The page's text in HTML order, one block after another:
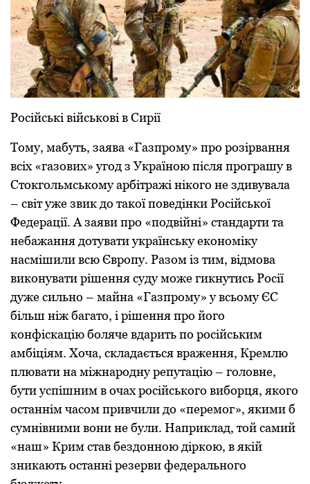
Російські військові в Сирії
Тому, мабуть, заява «Газпрому» про розірвання
всіх «газових» угод з Україною після програшу в
Стокгольмському арбітражі нікого не здивувала
– світ уже звик до такої поведінки Російської
Федерації. А заяви про «подвійні» стандарти та
небажання дотувати українську економіку
насмішили всю Європу. Разом із тим, відмова
виконувати рішення суду може гикнутись Росії
дуже сильно – майна «Газпрому» у всьому ЄС
більш ніж багато, і рішення про його
конфіскацію боляче вдарить по російським
амбіціям. Хоча, складається враження, Кремлю
плювати на міжнародну репутацію – головне,
бути успішним в очах російського виборця, якого
останнім часом привчили до «перемог», якими б
сумнівними вони не були. Наприклад, той самий
«наш» Крим став бездонною діркою, в якій
зникають останні резерви федерального